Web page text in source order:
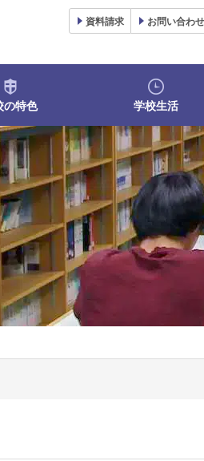
資料請求 お問い合わせ
の特色 学校生活